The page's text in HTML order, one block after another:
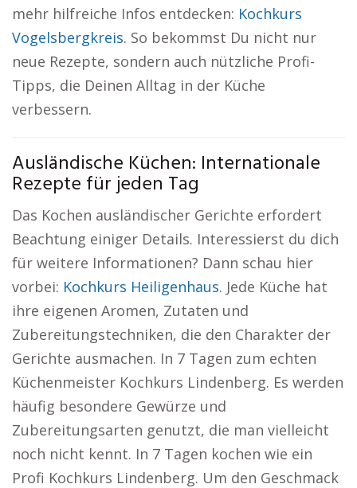
mehr hilfreiche Infos entdecken: Kochkurs
Vogelsbergkreis. So bekommst Du nicht nur
neue Rezepte, sondern auch nützliche Profi-
Tipps, die Deinen Alltag in der Küche
verbessern.
Ausländische Küchen: Internationale
Rezepte für jeden Tag
Das Kochen ausländischer Gerichte erfordert
Beachtung einiger Details. Interessierst du dich
für weitere Informationen? Dann schau hier
vorbei: Kochkurs Heiligenhaus. Jede Küche hat
ihre eigenen Aromen, Zutaten und
Zubereitungstechniken, die den Charakter der
Gerichte ausmachen. In 7 Tagen zum echten
Küchenmeister Kochkurs Lindenberg. Es werden
häufig besondere Gewürze und
Zubereitungsarten genutzt, die man vielleicht
noch nicht kennt. In 7 Tagen kochen wie ein
Profi Kochkurs Lindenberg. Um den Geschmack